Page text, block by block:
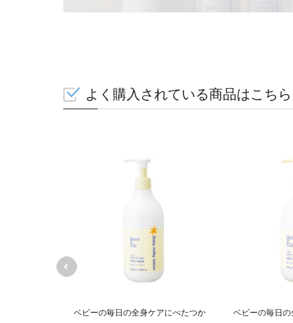
よく購入されている商品はこちら
ベビーの毎日の全身ケアにべたつか
ベビーの毎日